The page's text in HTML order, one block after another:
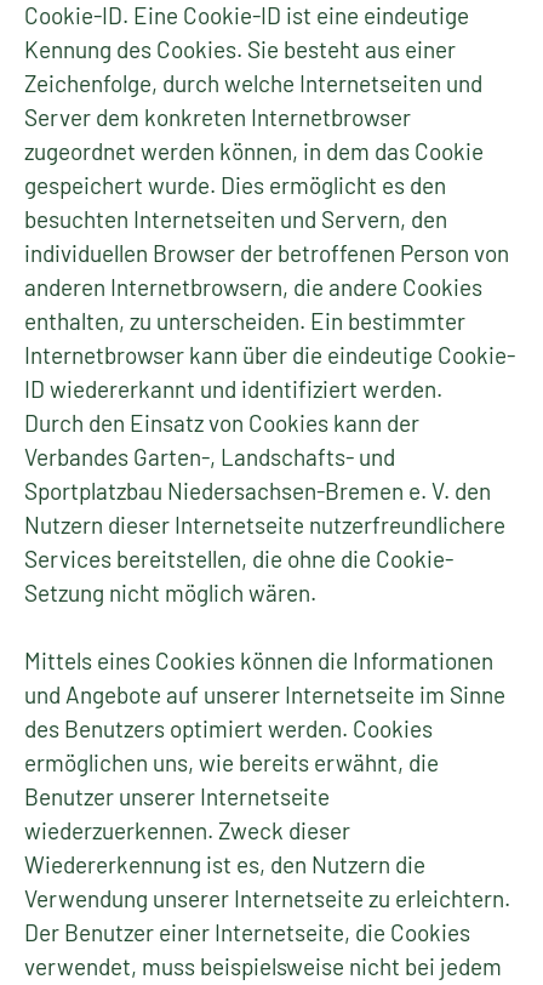
Cookie-ID. Eine Cookie-ID ist eine eindeutige
Kennung des Cookies. Sie besteht aus einer
Zeichenfolge, durch welche Internetseiten und
Server dem konkreten Internetbrowser
zugeordnet werden können, in dem das Cookie
gespeichert wurde. Dies ermöglicht es den
besuchten Internetseiten und Servern, den
individuellen Browser der betroffenen Person von
anderen Internetbrowsern, die andere Cookies
enthalten, zu unterscheiden. Ein bestimmter
Internetbrowser kann über die eindeutige Cookie-
ID wiedererkannt und identifiziert werden.
Durch den Einsatz von Cookies kann der
Verbandes Garten-, Landschafts- und
Sportplatzbau Niedersachsen-Bremen e. V. den
Nutzern dieser Internetseite nutzerfreundlichere
Services bereitstellen, die ohne die Cookie-
Setzung nicht möglich wären.
Mittels eines Cookies können die Informationen
und Angebote auf unserer Internetseite im Sinne
des Benutzers optimiert werden. Cookies
ermöglichen uns, wie bereits erwähnt, die
Benutzer unserer Internetseite
wiederzuerkennen. Zweck dieser
Wiedererkennung ist es, den Nutzern die
Verwendung unserer Internetseite zu erleichtern.
Der Benutzer einer Internetseite, die Cookies
verwendet, muss beispielsweise nicht bei jedem